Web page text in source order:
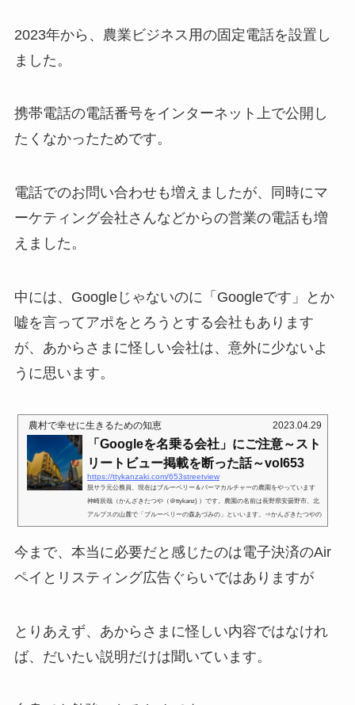
2023年から、農業ビジネス用の固定電話を設置し
ました。
携帯電話の電話番号をインターネット上で公開し
たくなかったためです。
電話でのお問い合わせも増えましたが、同時にマ
ーケティング会社さんなどからの営業の電話も増
えました。
中には、Googleじゃないのに「Googleです」とか
嘘を言ってアポをとろうとする会社もあります
が、あからさまに怪しい会社は、意外に少ないよ
うに思います。
農村で幸せに生きるための知恵 2023.04.29
「Googleを名乗る会社」にご注意～スト
リートビュー掲載を断った話～vol653
https://ttykanzaki.com/653streetview
脱サラ元公務員、現在はブルーベリー＆パーマカルチャーの農園をやっています
神崎辰哉（かんざきたつや（＠ttykanz) ）です。農園の名前は長野県安曇野市、北
アルプスの山麓で「ブルーベリーの森あづみの」といいます。⇒かんざきたつやの
プロフィールページを見る⇒「ブルーベリーの森あづみのホームページ」をみる。
ちら先日、「Googleです。」という電話がかかってきました。要件は、「無料でス
今まで、本当に必要だと感じたのは電子決済のAir
ペイとリスティング広告ぐらいではありますが
とりあえず、あからさまに怪しい内容ではなけれ
ば、だいたい説明だけは聞いています。